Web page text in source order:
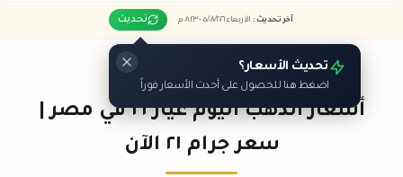
آخر تحديث : الأربعاء ٠٥ /٠٨/٢٠٢٦ - ٠٨:٢٣ م تحديث
تحديث الأسعار؟
اضغط هنا للحصول على أحدث الأسعار فوراً
أسعار الذهب اليوم عيار ٢١ في مصر |
سعر جرام ٢١ الآن